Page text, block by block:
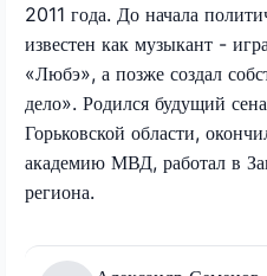
2011 года. До начала
известен как музыкант -
«Любэ», а позже создал
дело». Родился будущий
Горьковской области,
академию МВД, работал в
региона.